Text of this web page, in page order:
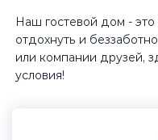
Наш гостевой дом -
отдохнуть и
или компании друзей,
условия!